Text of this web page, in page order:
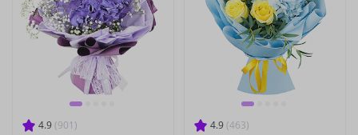
4.9 (901) 4.9 (463)